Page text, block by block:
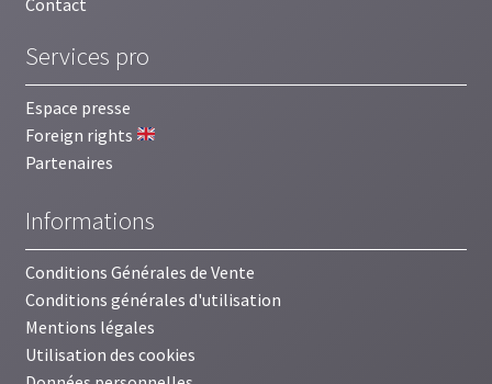
Services pro
Espace presse
Foreign rights
Partenaires
Informations
Conditions Générales de Vente
Conditions générales d'utilisation
Mentions légales
Utilisation des cookies